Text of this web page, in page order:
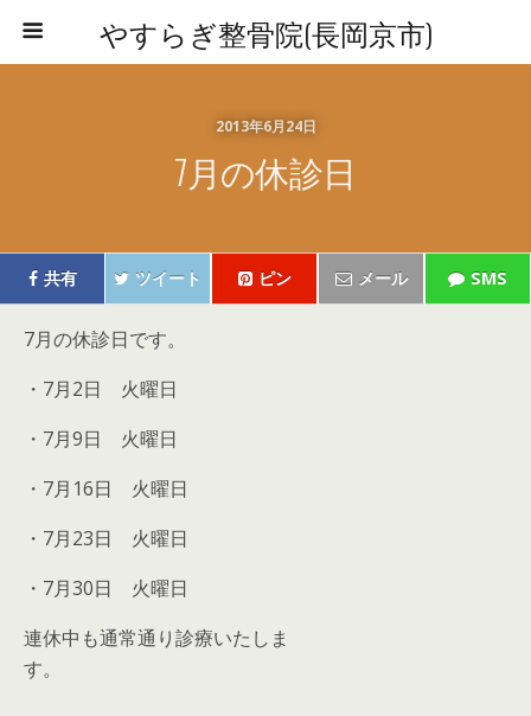
やすらぎ整骨院(長岡京市)
2013年6月24日
7月の休診日
共有 ツイート ピン メール SMS
7月の休診日です。
・7月2日 火曜日
・7月9日 火曜日
・7月16日 火曜日
・7月23日 火曜日
・7月30日 火曜日
連休中も通常通り診療いたしま
す。